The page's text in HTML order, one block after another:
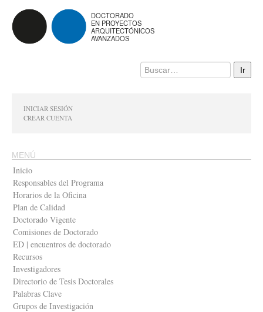
DOCTORADO
EN PROYECTOS
ARQUITECTÓNICOS
AVANZADOS
INICIAR SESIÓN
CREAR CUENTA
MENÚ
Inicio
Responsables del Programa
Horarios de la Oficina
Plan de Calidad
Doctorado Vigente
Comisiones de Doctorado
ED | encuentros de doctorado
Recursos
Investigadores
Directorio de Tesis Doctorales
Palabras Clave
Grupos de Investigación